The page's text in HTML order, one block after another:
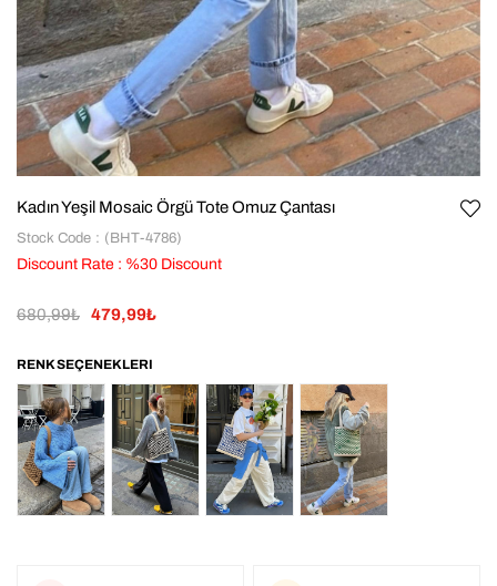
Kadın Yeşil Mosaic Örgü Tote Omuz Çantası
Stock Code (BHT-4786)
Discount Rate : %30 Discount
680,99₺ 479,99₺